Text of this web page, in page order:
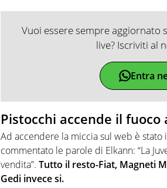
Vuoi essere sempre aggiornato
live? Iscriviti al
Entra
Pistocchi accende il
Ad accendere la miccia sul web è
commentato le parole di Elkann: “La
vendita”. Tutto il resto-Fiat, Magneti
Gedi invece si.